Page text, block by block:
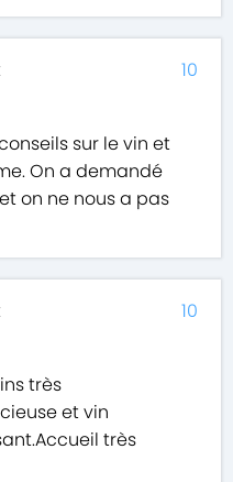
sur le vin et
On a demandé
on ne nous a pas
10
très
et vin
très
10